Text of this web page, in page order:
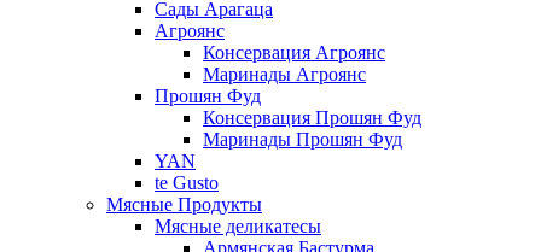
Сады Арагаца
Агроянс
Консервация Агроянс
Маринады Агроянс
Прошян Фуд
Консервация Прошян Фуд
Маринады Прошян Фуд
YAN
te Gusto
Мясные Продукты
Мясные деликатесы
Армянская Бастурма